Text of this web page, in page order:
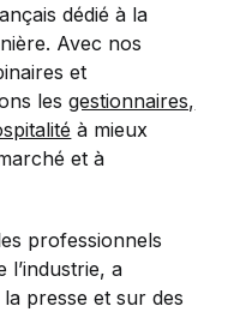
dédié à la
Avec nos
et
lesgestionnaires,
à mieux
et à
professionnels
l’industrie, a
presse et sur des